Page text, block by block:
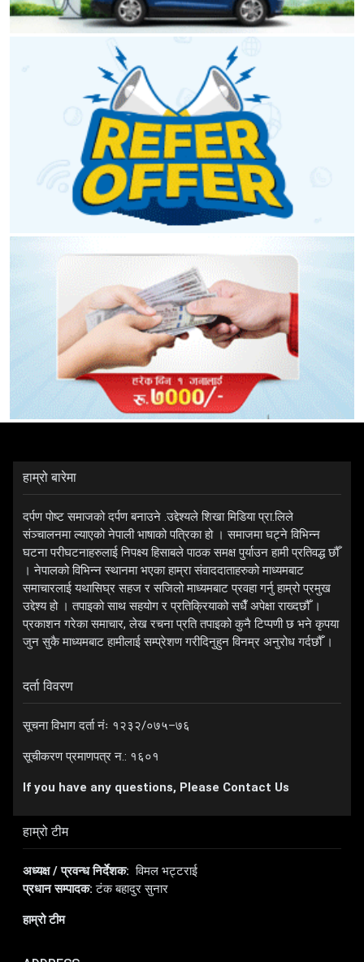
हाम्रो बारेमा
दर्पण पोष्ट समाजको दर्पण बनाउने .उद्देश्यले शिखा मिडिया प्रा.लिले
संञ्चालनमा ल्याएको नेपाली भाषाको पत्रिका हो । समाजमा घट्ने विभिन्न
घटना परीघटनाहरुलाई निपक्ष्य हिसाबले पाठक समक्ष पुर्याउन हामी प्रतिवद्ध छौँ
। नेपालको विभिन्न स्थानमा भएका हाम्रा संवाददाताहरुको माध्यमबाट
समाचारलाई यथासिघ्र सहज र सजिलो माध्यमबाट प्रवहा गर्नु हाम्रो प्रमुख
उद्देश्य हो । तपाइको साथ सहयोग र प्रतिक्रियाको सधैँ अपेक्षा राख्दछौँ ।
प्रकाशन गरेका समाचार, लेख रचना प्रति तपाइको कुनै टिप्पणी छ भने कृपया
जुन सुकै माध्यमबाट हामीलाई सम्प्रेशण गरीदिनुहुन विनम्र अनुरोध गर्दछौँ ।
दर्ता विवरण
सूचना विभाग दर्ता नंः १२३२/०७५–७६
सूचीकरण प्रमाणपत्र न.: १६०१
If you have any questions, Please Contact Us
हाम्रो टीम
अध्यक्ष / प्रवन्ध निर्देशक:विमल भट्टराई
प्रधान सम्पादक:टंक बहादुर सुनार
हाम्रो टीम